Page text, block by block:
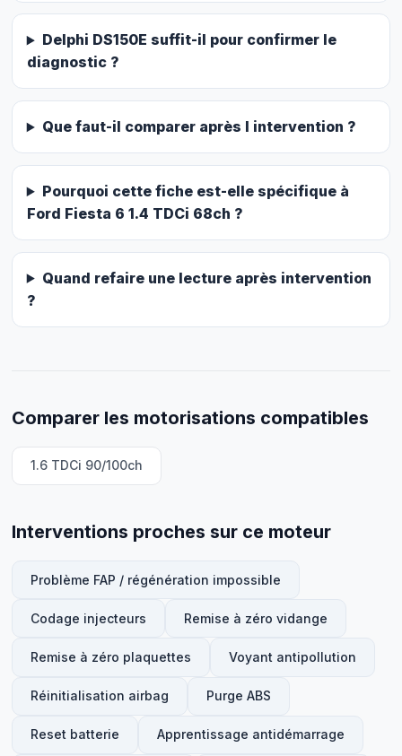
Delphi DS150E suffit-il pour confirmer le
diagnostic ?
Que faut-il comparer après l intervention ?
Pourquoi cette fiche est-elle spécifique à
Ford Fiesta 6 1.4 TDCi 68ch ?
Quand refaire une lecture après intervention
?
Comparer les motorisations compatibles
1.6 TDCi 90/100ch
Interventions proches sur ce moteur
Problème FAP / régénération impossible
Codage injecteurs Remise à zéro vidange
Remise à zéro plaquettes Voyant antipollution
Réinitialisation airbag Purge ABS
Reset batterie Apprentissage antidémarrage